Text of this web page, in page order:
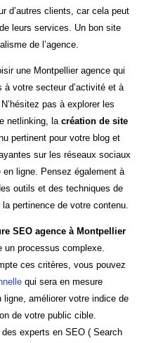
d’autres clients, car cela peut
leurs services. Un bon site
de l’agence.
une Montpellier agence qui
votre secteur d’activité et à
pas à explorer les
netlinking, la création de site
pertinent pour votre blog et
sur les réseaux sociaux
ligne. Pensez également à
outils et des techniques de
pertinence de votre contenu.
SEO agence à Montpellier
un processus complexe.
ces critères, vous pouvez
qui sera en mesure
ligne, améliorer votre indice de
de votre public cible.
experts en SEO ( Search